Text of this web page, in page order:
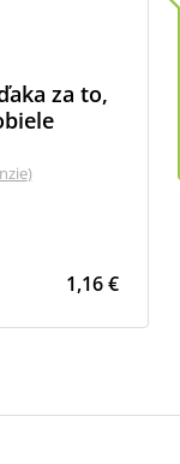
za to,
)
1,16 €